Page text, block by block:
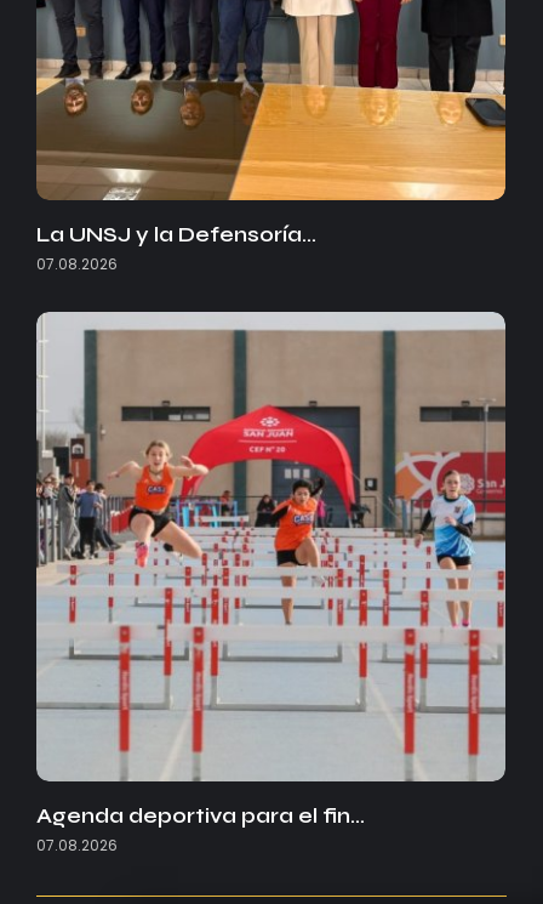
La UNSJ y la Defensoría…
07.08.2026
Agenda deportiva para el fin…
07.08.2026